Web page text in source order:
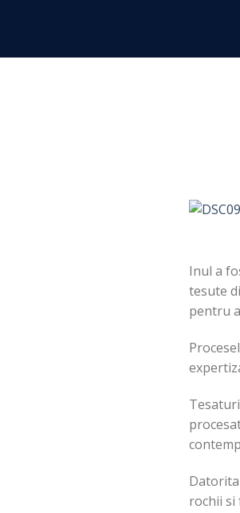
Inul a
tesute
pentru
rochii si